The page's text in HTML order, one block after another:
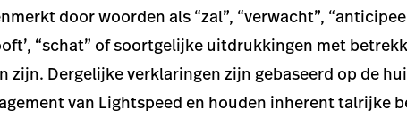
door woorden als “zal”, “verwacht”,
“schat” of soortgelijke uitdrukkingen met
zijn. Dergelijke verklaringen zijn gebaseerd op de
van Lightspeed en houden inherent talrijke